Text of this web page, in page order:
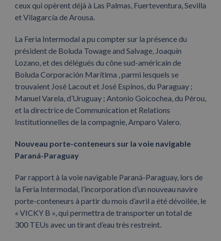
ceux qui opèrent déjà à Las Palmas, Fuerteventura, Sevilla
et Vilagarcía de Arousa.
La Feria Intermodal a pu compter sur la présence du
président de Boluda Towage and Salvage, Joaquín
Lozano, et des délégués du cône sud-américain de
Boluda Corporación Marítima , parmi lesquels se
trouvaient José Lacout et José Espinos, du Paraguay ;
Manuel Varela, d’Uruguay ; Antonio Goicochea, du Pérou,
et la directrice de Communication et Relations
Institutionnelles de la compagnie, Amparo Valero.
Nouveau porte-conteneurs sur la voie navigable
Paraná-Paraguay
Par rapport à la voie navigable Paraná-Paraguay, lors de
la Feria Intermodal, l’incorporation d’un nouveau navire
porte-conteneurs à partir du mois d’avril a été dévoilée, le
« VICKY B », qui permettra de transporter un total de
300 TEUs avec un tirant d’eau très restreint.